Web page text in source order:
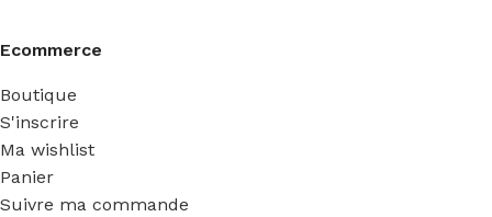
Ecommerce
Boutique
S'inscrire
Ma wishlist
Panier
Suivre ma commande